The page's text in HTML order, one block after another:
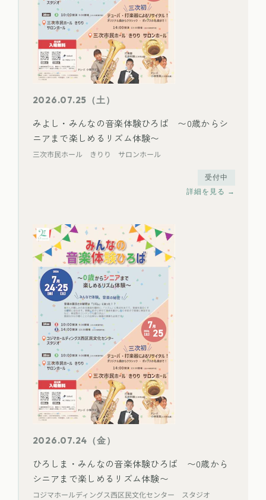
2026.07.25（土）
みよし・みんなの音楽体験ひろば 〜0歳からシ
ニアまで楽しめるリズム体験〜
三次市民ホール きりり サロンホール
受付中
詳細を見る →
2026.07.24（金）
ひろしま・みんなの音楽体験ひろば 〜0歳から
シニアまで楽しめるリズム体験〜
コジマホールディングス西区民文化センター スタジオ